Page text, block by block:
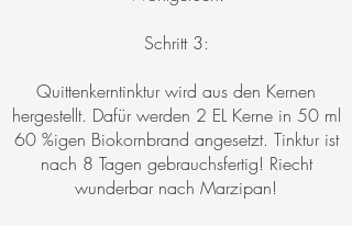
Schritt 3:
Quittenkerntinktur wird aus den Kernen
hergestellt. Dafür werden 2 EL Kerne in 50 ml
60 %igen Biokornbrand angesetzt. Tinktur ist
nach 8 Tagen gebrauchsfertig! Riecht
wunderbar nach Marzipan!